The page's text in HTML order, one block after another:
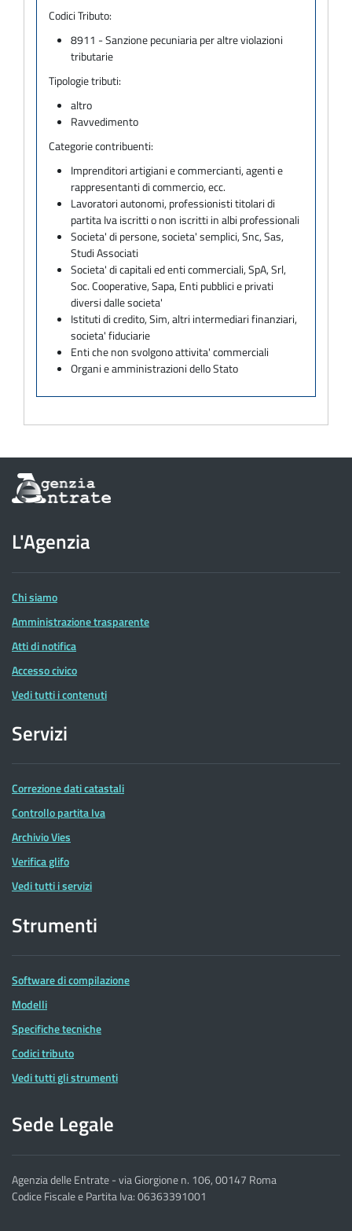
Codici Tributo:
8911 - Sanzione pecuniaria per altre violazioni
tributarie
Tipologie tributi:
altro
Ravvedimento
Categorie contribuenti:
Imprenditori artigiani e commercianti, agenti e
rappresentanti di commercio, ecc.
Lavoratori autonomi, professionisti titolari di
partita Iva iscritti o non iscritti in albi professionali
Societa' di persone, societa' semplici, Snc, Sas,
Studi Associati
Societa' di capitali ed enti commerciali, SpA, Srl,
Soc. Cooperative, Sapa, Enti pubblici e privati
diversi dalle societa'
Istituti di credito, Sim, altri intermediari finanziari,
societa' fiduciarie
Enti che non svolgono attivita' commerciali
Organi e amministrazioni dello Stato
Informazioni
sul
dell'Agenzia
delle
Entrate
L'Agenzia
Chi siamo
Amministrazione trasparente
Atti di notifica
Accesso civico
Vedi tutti i contenuti
Servizi
Correzione dati catastali
Controllo partita Iva
Archivio Vies
Verifica glifo
Vedi tutti i servizi
Strumenti
Software di compilazione
Modelli
Specifiche tecniche
Codici tributo
Vedi tutti gli strumenti
Sede Legale
Agenzia delle Entrate - via Giorgione n. 106, 00147 Roma
Codice Fiscale e Partita Iva: 06363391001